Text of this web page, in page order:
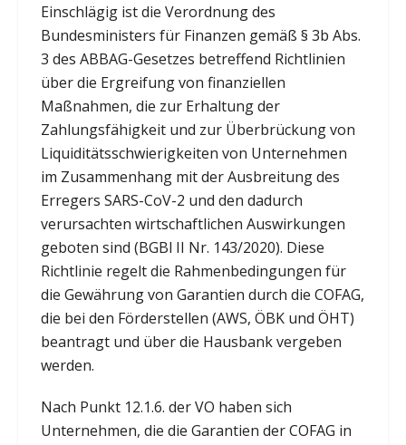
Einschlägig ist die Verordnung des
Bundesministers für Finanzen gemäß § 3b Abs.
3 des ABBAG-Gesetzes betreffend Richtlinien
über die Ergreifung von finanziellen
Maßnahmen, die zur Erhaltung der
Zahlungsfähigkeit und zur Überbrückung von
Liquiditätsschwierigkeiten von Unternehmen
im Zusammenhang mit der Ausbreitung des
Erregers SARS-CoV-2 und den dadurch
verursachten wirtschaftlichen Auswirkungen
geboten sind (BGBl II Nr. 143/2020). Diese
Richtlinie regelt die Rahmenbedingungen für
die Gewährung von Garantien durch die COFAG,
die bei den Förderstellen (AWS, ÖBK und ÖHT)
beantragt und über die Hausbank vergeben
werden.
Nach Punkt 12.1.6. der VO haben sich
Unternehmen, die die Garantien der COFAG in